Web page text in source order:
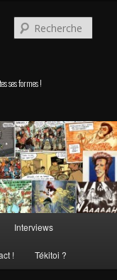
ses formes !
Interviews
! Tékitoi ?